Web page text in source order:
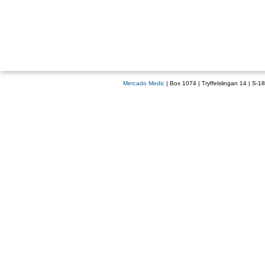
Mercado Medic| Box 1074 | Tryffelslingan 14 | S-